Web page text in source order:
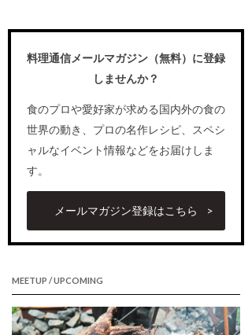
料理通信メールマガジン（無料）に登録
しませんか？
食のプロや愛好家が求める国内外の食の
世界の動き、プロの名作レシピ、スペシ
ャルなイベント情報などをお届けしま
す。
メールマガジン登録はこちら
MEETUP / UPCOMING